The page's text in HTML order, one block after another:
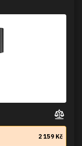
2 159 Kč